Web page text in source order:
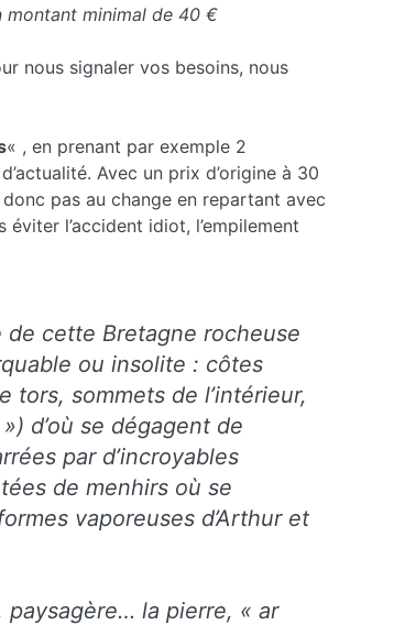
montant minimal de 40 €
nous signaler vos besoins, nous
« , en prenant par exemple 2
Avec un prix d’origine à 30
pas au change en repartant avec
l’accident idiot, l’empilement
de cette Bretagne rocheuse
ou insolite : côtes
sommets de l’intérieur,
d’où se dégagent de
par d’incroyables
de menhirs où se
vaporeuses d’Arthur et
la pierre, « ar